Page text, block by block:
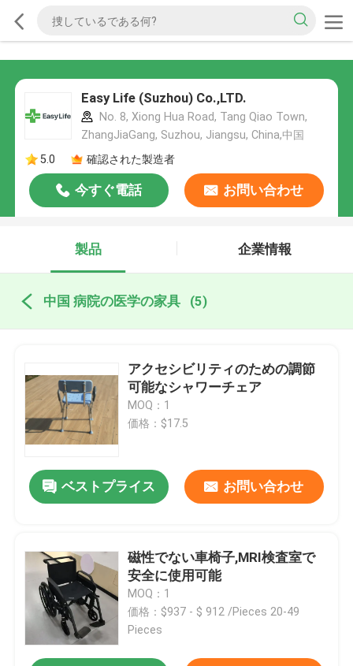
Easy Life (Suzhou) Co.,LTD.
No. 8, Xiong Hua Road, Tang Qiao Town,
ZhangJiaGang, Suzhou, Jiangsu, China,中国
5.0
確認された製造者
今すぐ電話 お問い合わせ
製品 企業情報
中国 病院の医学の家具 (5)
アクセシビリティのための調節
可能なシャワーチェア
MOQ：1
価格：$17.5
ベストプライス お問い合わせ
磁性でない車椅子,MRI検査室で
安全に使用可能
MOQ：1
価格：$937 - $ 912 /Pieces 20-49
Pieces